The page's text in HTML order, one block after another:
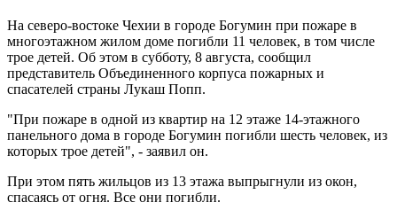
На северо-востоке Чехии в городе Богумин при пожаре в
многоэтажном жилом доме погибли 11 человек, в том числе
трое детей. Об этом в субботу, 8 августа, сообщил
представитель Объединенного корпуса пожарных и
спасателей страны Лукаш Попп.
"При пожаре в одной из квартир на 12 этаже 14-этажного
панельного дома в городе Богумин погибли шесть человек, из
которых трое детей", - заявил он.
При этом пять жильцов из 13 этажа выпрыгнули из окон,
спасаясь от огня. Все они погибли.